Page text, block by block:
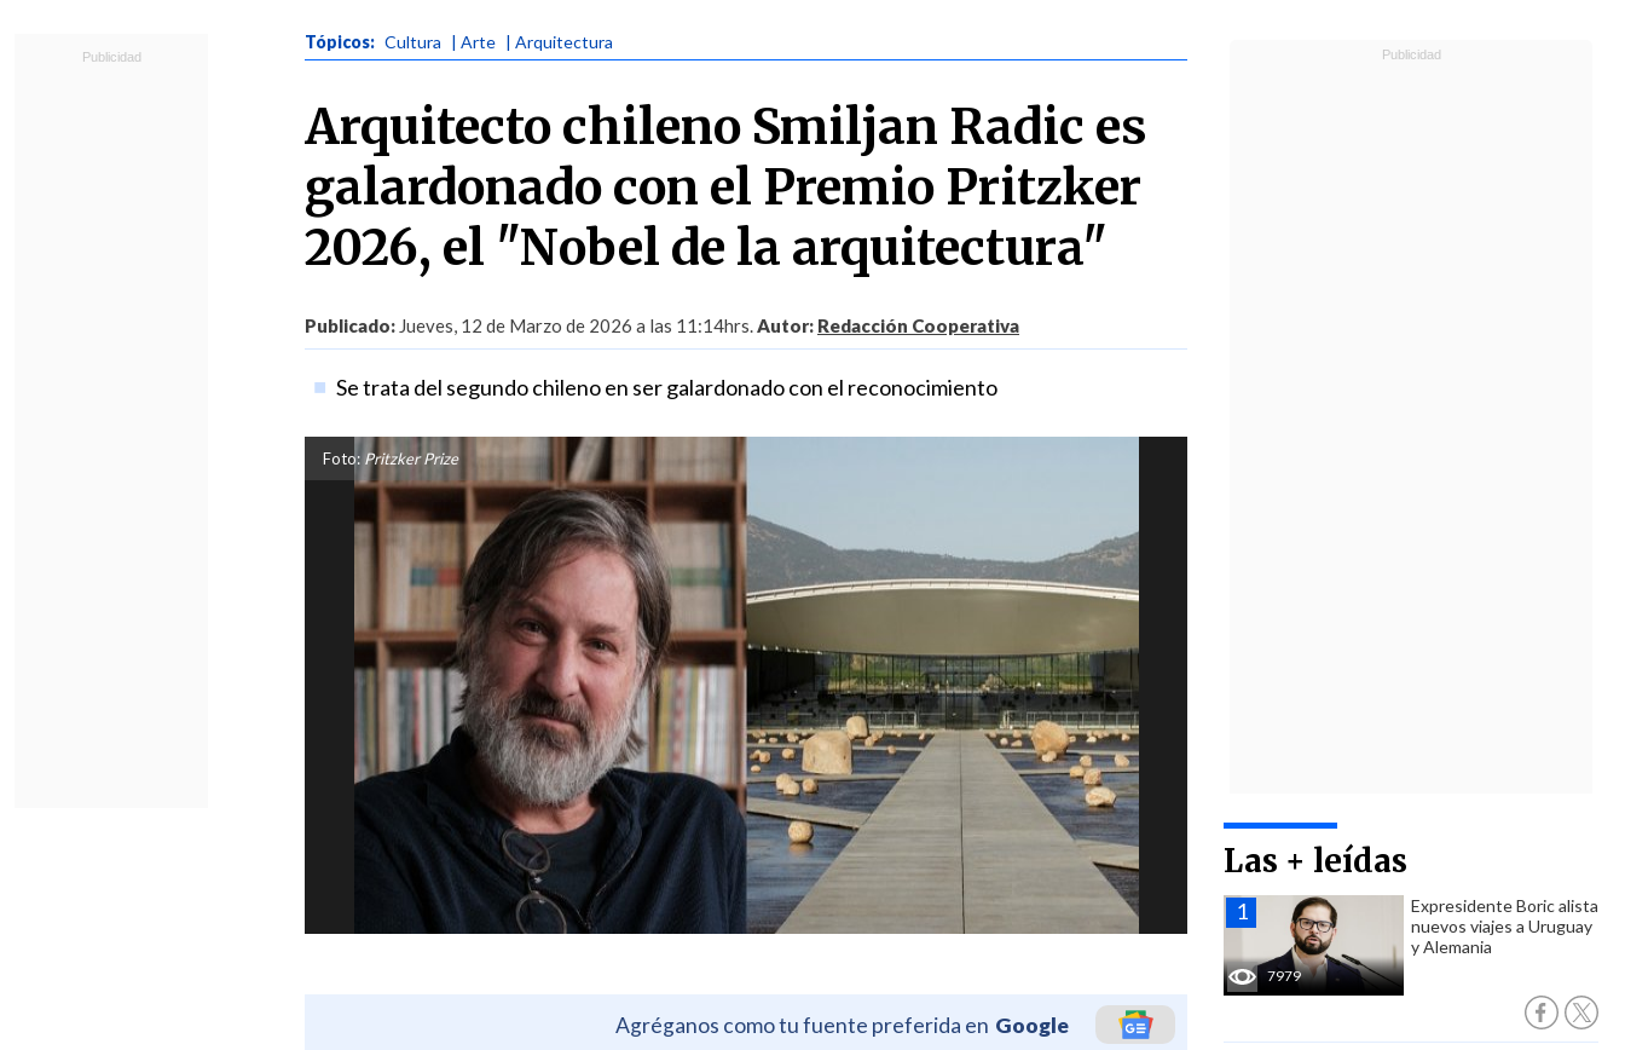
Tópicos: Cultura | Arte | Arquitectura
Arquitecto chileno Smiljan Radic es
galardonado con el Premio Pritzker
2026, el "Nobel de la arquitectura"
Publicado: Jueves, 12 de Marzo de 2026 a las 11:14hrs.Autor: Redacción Cooperativa
Se trata del segundo chileno en ser galardonado con el reconocimiento
Foto: Pritzker Prize
Agréganos como tu fuente preferida en Google
Las + leídas
7979
Expresidente Boric alista
nuevos viajes a Uruguay
y Alemania